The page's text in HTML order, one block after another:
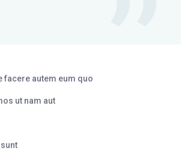
facere autem eum quo
ut nam aut